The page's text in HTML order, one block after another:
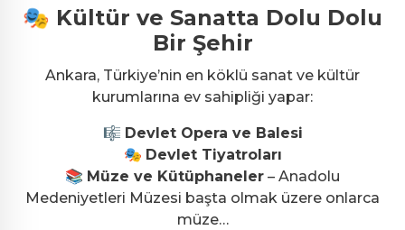
🎭 Kültür ve Sanatta Dolu Dolu
Bir Şehir
Ankara, Türkiye’nin en köklü sanat ve kültür
kurumlarına ev sahipliği yapar:
🎼 Devlet Opera ve Balesi
🎭 Devlet Tiyatroları
📚 Müze ve Kütüphaneler – Anadolu
Medeniyetleri Müzesi başta olmak üzere onlarca
müze…